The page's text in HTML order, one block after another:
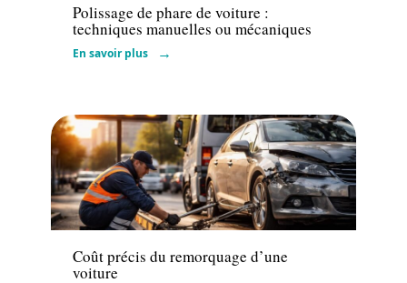
Polissage de phare de voiture :
techniques manuelles ou mécaniques
En savoir plus
Actu
Coût précis du remorquage d’une
voiture